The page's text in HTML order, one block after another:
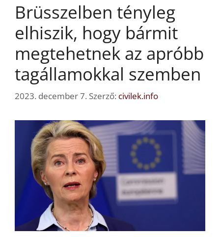
Brüsszelben tényleg
elhiszik, hogy bármit
megtehetnek az apróbb
tagállamokkal szemben
2023. december 7. Szerző: civilek.info